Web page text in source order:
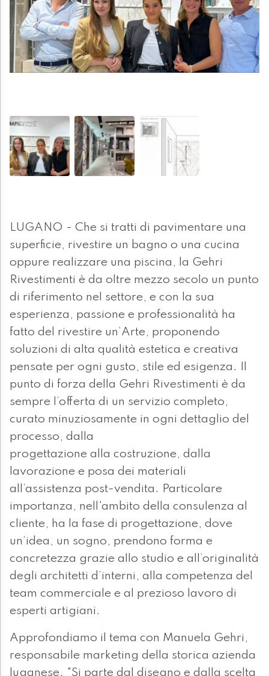
LUGANO - Che si tratti di pavimentare una
superficie, rivestire un bagno o una cucina
oppure realizzare una piscina, la Gehri
Rivestimenti è da oltre mezzo secolo un punto
di riferimento nel settore, e con la sua
esperienza, passione e professionalità ha
fatto del rivestire un’Arte, proponendo
soluzioni di alta qualità estetica e creativa
pensate per ogni gusto, stile ed esigenza. Il
punto di forza della Gehri Rivestimenti è da
sempre l’offerta di un servizio completo,
curato minuziosamente in ogni dettaglio del
processo, dalla
progettazione alla costruzione, dalla
lavorazione e posa dei materiali
all’assistenza post-vendita. Particolare
importanza, nell'ambito della consulenza al
cliente, ha la fase di progettazione, dove
un’idea, un sogno, prendono forma e
concretezza grazie allo studio e all’originalità
degli architetti d’interni, alla competenza del
team commerciale e al prezioso lavoro di
esperti artigiani.
Approfondiamo il tema con Manuela Gehri,
responsabile marketing della storica azienda
luganese. "Si parte dal disegno e dalla scelta